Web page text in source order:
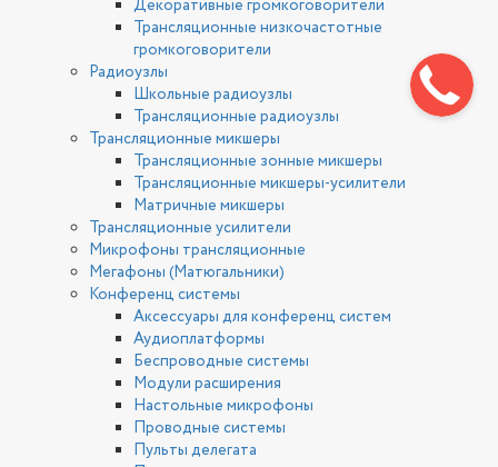
Декоративные громкоговорители
Трансляционные низкочастотные
громкоговорители
Радиоузлы
Школьные радиоузлы
Трансляционные радиоузлы
Трансляционные микшеры
Трансляционные зонные микшеры
Трансляционные микшеры-усилители
Матричные микшеры
Трансляционные усилители
Микрофоны трансляционные
Мегафоны (Матюгальники)
Конференц системы
Аксессуары для конференц систем
Аудиоплатформы
Беспроводные системы
Модули расширения
Настольные микрофоны
Проводные системы
Пульты делегата